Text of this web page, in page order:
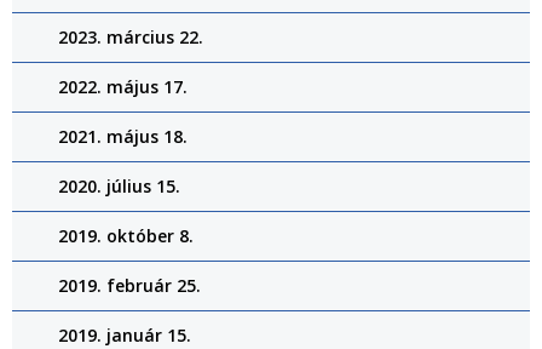
2023. március 22.
2022. május 17.
2021. május 18.
2020. július 15.
2019. október 8.
2019. február 25.
2019. január 15.